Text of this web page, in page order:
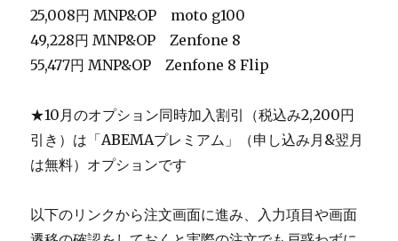
25,008円 MNP&OP moto g100
49,228円 MNP&OP Zenfone 8
55,477円 MNP&OP Zenfone 8 Flip
★10月のオプション同時加入割引（税込み2,200円
引き）は「ABEMAプレミアム」（申し込み月&翌月
は無料）オプションです
以下のリンクから注文画面に進み、入力項目や画面